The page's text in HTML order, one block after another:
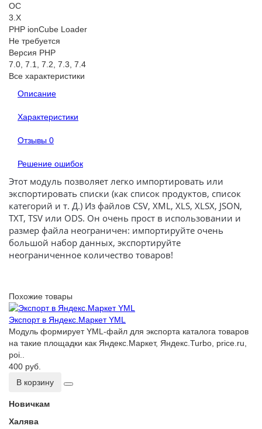
OC
3.X
PHP ionCube Loader
Не требуется
Версия PHP
7.0, 7.1, 7.2, 7.3, 7.4
Все характеристики
Описание
Характеристики
Отзывы 0
Решение ошибок
Этот модуль позволяет легко импортировать или
экспортировать списки (как список продуктов, список
категорий и т. Д.) Из файлов CSV, XML, XLS, XLSX, JSON,
TXT, TSV или ODS. Он очень прост в использовании и
размер файла неограничен: импортируйте очень
большой набор данных, экспортируйте
неограниченное количество товаров!
Похожие товары
Экспорт в Яндекс.Маркет YML
Модуль формирует YML-файл для экспорта каталога товаров
на такие площадки как Яндекс.Маркет, Яндекс.Turbo, price.ru,
poi..
400 руб.
В корзину
Новичкам
Халява